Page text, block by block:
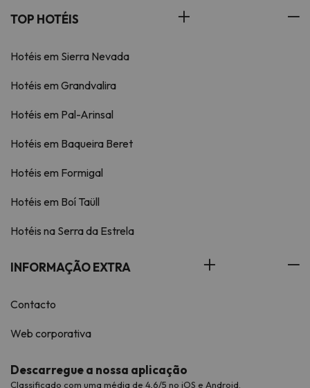
TOP HOTÉIS
Hotéis em Sierra Nevada
Hotéis em Grandvalira
Hotéis em Pal-Arinsal
Hotéis em Baqueira Beret
Hotéis em Formigal
Hotéis em Boí Taüll
Hotéis na Serra da Estrela
INFORMAÇÃO EXTRA
Contacto
Web corporativa
Descarregue a nossa aplicação
Classificado com uma média de 4,6/5 no iOS e Android.